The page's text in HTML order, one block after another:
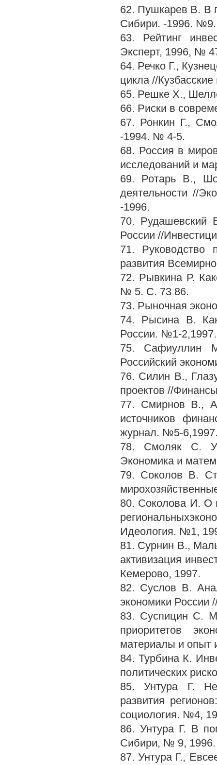
62. Пушкарев В. В
Сибири. -1996. №9.
63. Рейтинг
Эксперт, 1996, №
64. Речко Г.,
цикла //
65. Решке X.,
66. Риски в
67. Ронкин Г.,
-1994. № 4-5.
68. Россия в
исследований и
69. Ротарь В.,
деятельности //
-1996.
70. Рудашевский
России //
71. Руководство
развития
72. Рывкина Р.
№ 5. С. 73 86.
73. Рыночная
74. Рысина В.
России. №1-2,1997.
75. Сафиуллин
Российский
76. Силин В.,
проектов //
77. Смирнов В.,
источников
журнал. №5-
78. Смоляк С.
Экономика и
79. Соколов В.
80. Соколова И. О
Идеология. №1,
81. Сурнин В.,
активизация
Кемерово, 1997.
82. Суслов В.
экономики России
83. Суспицин С.
приоритетов
материалы и опыт
84. Турбина К.
политических
85. Унтура Г.
развития
социология. №4,
86. Унтура Г. В
Сибири, № 9, 1996.
87. Унтура Г.,